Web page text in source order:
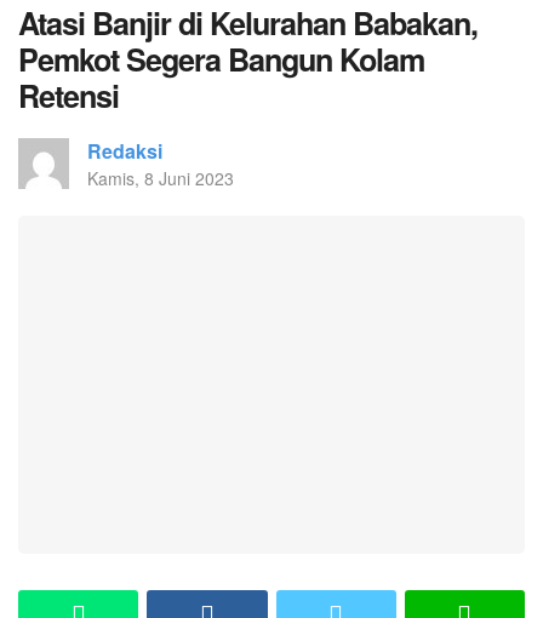
Atasi Banjir di Kelurahan Babakan,
Pemkot Segera Bangun Kolam
Retensi
Redaksi
Kamis, 8 Juni 2023